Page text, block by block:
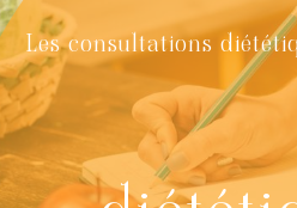
Les consultations